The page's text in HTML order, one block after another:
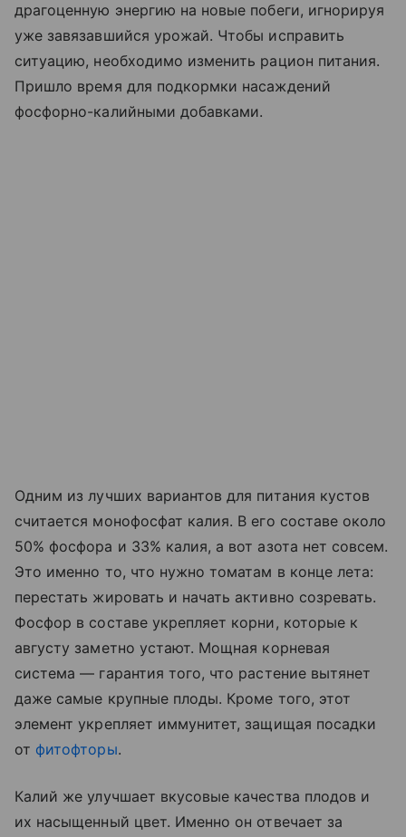
драгоценную энергию на новые побеги, игнорируя
уже завязавшийся урожай. Чтобы исправить
ситуацию, необходимо изменить рацион питания.
Пришло время для подкормки насаждений
фосфорно-калийными добавками.
Одним из лучших вариантов для питания кустов
считается монофосфат калия. В его составе около
50% фосфора и 33% калия, а вот азота нет совсем.
Это именно то, что нужно томатам в конце лета:
перестать жировать и начать активно созревать.
Фосфор в составе укрепляет корни, которые к
августу заметно устают. Мощная корневая
система — гарантия того, что растение вытянет
даже самые крупные плоды. Кроме того, этот
элемент укрепляет иммунитет, защищая посадки
от фитофторы.
Калий же улучшает вкусовые качества плодов и
их насыщенный цвет. Именно он отвечает за